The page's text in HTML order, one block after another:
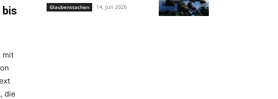
bis
mit
die
Glaubenssachen 14. Juli 2026